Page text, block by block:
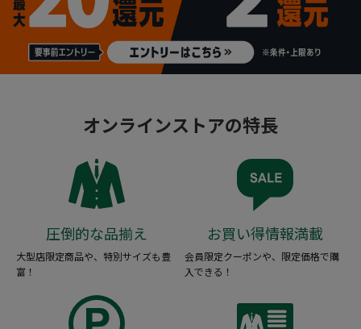
オンラインストアの特長
圧倒的な品揃え
大型店限定商品や、特別サイズも豊
富！
お買い得情報満載
会員限定クーポンや、限定価格で購
入できる！